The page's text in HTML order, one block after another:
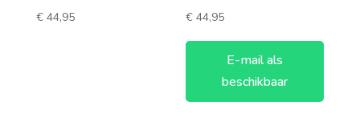
€44,95 € 44,95
E-mail als
beschikbaar